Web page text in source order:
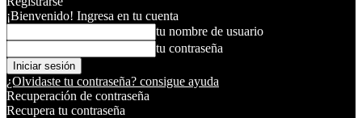
¡Bienvenido! Ingresa en tu cuenta
tu nombre de usuario
tu contraseña
¿Olvidaste tu contraseña? consigue ayuda
Recuperación de contraseña
Recupera tu contraseña